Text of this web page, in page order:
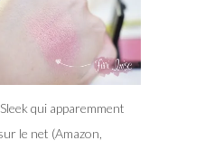
qui apparemment
le net (Amazon,